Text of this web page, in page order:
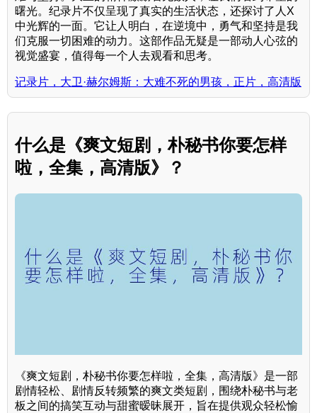
曙光。纪录片不仅呈现了真实的生活状态，还探讨了人X
中光辉的一面。它让人明白，在逆境中，勇气和坚持是我
们克服一切困难的动力。这部作品无疑是一部动人心弦的
视觉盛宴，值得每一个人去观看和思考。
记录片，大卫·赫尔姆斯：大难不死的男孩，正片，高清版
什么是《爽文短剧，朴秘书你要怎样
啦，全集，高清版》？
《爽文短剧，朴秘书你要怎样啦，全集，高清版》是一部
剧情轻松、剧情反转频繁的爽文类短剧，围绕朴秘书与老
板之间的搞笑互动与甜蜜暧昧展开，旨在提供观众轻松愉